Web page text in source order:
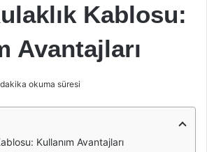
Kablosu:
Avantajları
okuma süresi
Kullanım Avantajları